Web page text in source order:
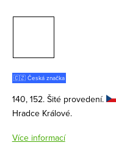
🇨🇿 Česká značka
140, 152. Šité provedení.
Hradce Králové.
Více informací